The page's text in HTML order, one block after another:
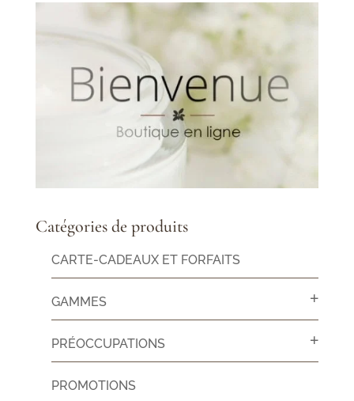
Catégories de produits
CARTE-CADEAUX ET FORFAITS
GAMMES
PRÉOCCUPATIONS
PROMOTIONS